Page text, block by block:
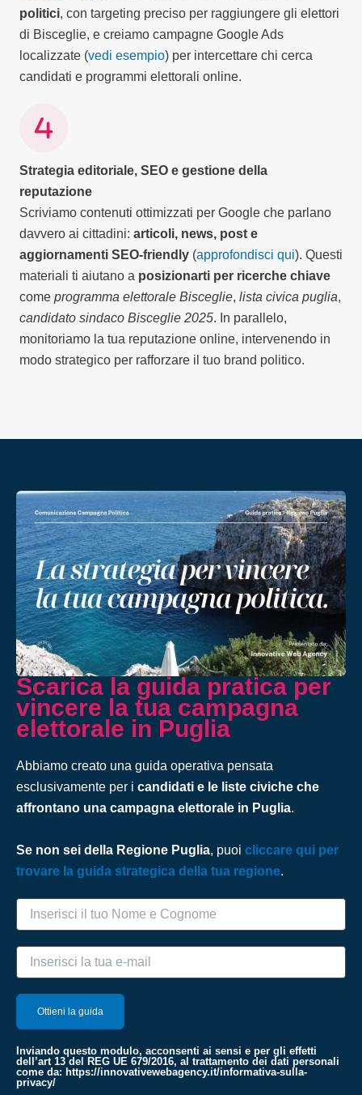
politici, con targeting preciso per raggiungere gli elettori
di Bisceglie, e creiamo campagne Google Ads
localizzate (vedi esempio) per intercettare chi cerca
candidati e programmi elettorali online.
Strategia editoriale, SEO e gestione della
reputazione
Scriviamo contenuti ottimizzati per Google che parlano
davvero ai cittadini: articoli, news, post e
aggiornamenti SEO-friendly (approfondisci qui). Questi
materiali ti aiutano a posizionarti per ricerche chiave
come programma elettorale Bisceglie, lista civica puglia,
candidato sindaco Bisceglie 2025. In parallelo,
monitoriamo la tua reputazione online, intervenendo in
modo strategico per rafforzare il tuo brand politico.
Scarica la guida pratica per
vincere la tua campagna
elettorale in Puglia
Abbiamo creato una guida operativa pensata
esclusivamente per i candidati e le liste civiche che
affrontano una campagna elettorale in Puglia.
Se non sei della Regione Puglia, puoi cliccare qui per
trovare la guida strategica della tua regione.
Inviando questo modulo, acconsenti ai sensi e per gli effetti
dell’art 13 del REG UE 679/2016, al trattamento dei dati personali
come da: https://innovativewebagency.it/informativa-sulla-
privacy/